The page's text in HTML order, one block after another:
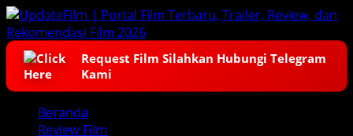
Skip
to
content
Request Film Silahkan Hubungi Telegram
Kami
Primary
Menu
Beranda
Review Film